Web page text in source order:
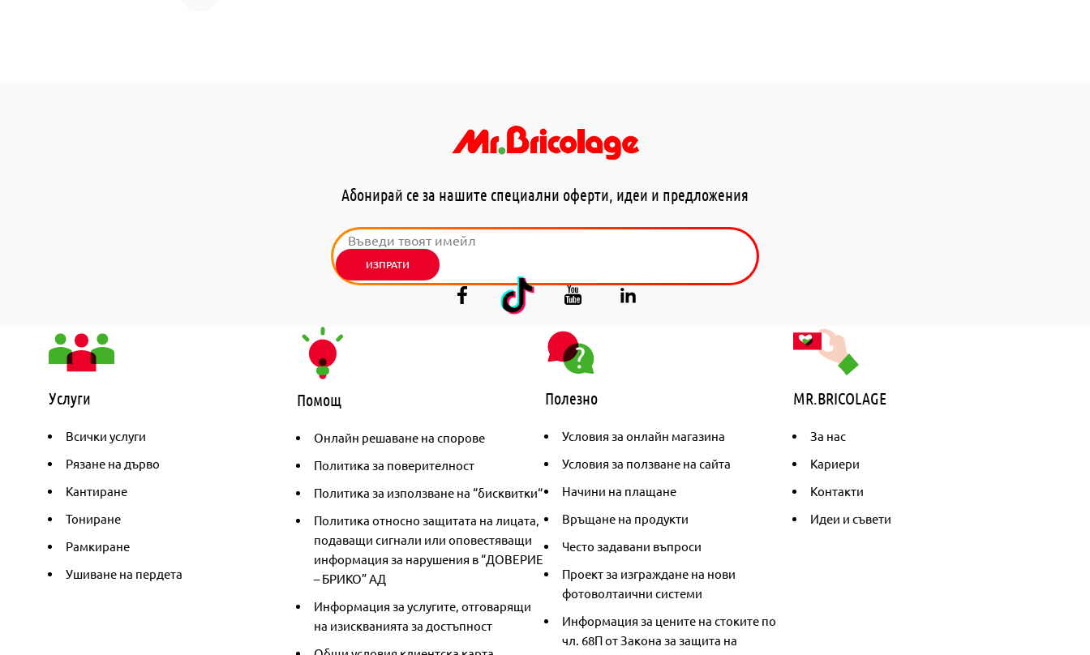
Абонирай се за нашите специални оферти, идеи и предложения
ИЗПРАТИ
Услуги
Всички услуги
Рязане на дърво
Кантиране
Тониране
Рамкиране
Ушиване на пердета
Помощ
Онлайн решаване на спорове
Политика за поверителност
Политика за използване на “бисквитки“
Политика относно защитата на лицата,
подаващи сигнали или оповестяващи
информация за нарушения в “ДОВЕРИЕ
– БРИКО” АД
Информация за услугите, отговарящи
на изискванията за достъпност
Полезно
Условия за онлайн магазина
Условия за ползване на сайта
Начини на плащане
Връщане на продукти
Често задавани въпроси
Проект за изграждане на нови
фотоволтаични системи
Информация за цените на стоките по
чл. 68П от Закона за защита на
MR.BRICOLAGE
За нас
Кариери
Контакти
Идеи и съвети